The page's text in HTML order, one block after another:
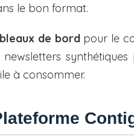
le bon format.
de bordpour le
à consommer.